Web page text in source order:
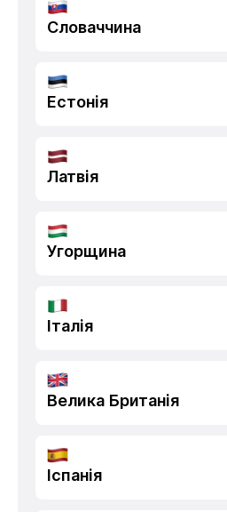
Словаччина
Естонія
Латвія
Угорщина
Італія
Велика Британія
Іспанія